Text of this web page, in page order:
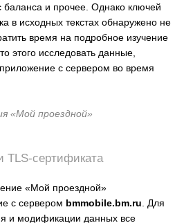
баланса и прочее. Однако ключей
в исходных текстах обнаружено не
время на подробное изучение
этого исследовать данные,
с сервером во время
«Мой проездной»
TLS-сертификата
«Мой проездной»
с сервером bmmobile.bm.ru . Для
и модификации данных все